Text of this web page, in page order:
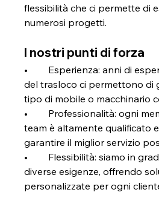
flessibilità che ci permette di
numerosi progetti.
I nostri punti di forza
•	Esperienza: anni di esperienza nel settore
del trasloco ci permettono di
tipo di mobile o macchinario
•	Professionalità: ogni membro del nostro
team è altamente qualificato
garantire il miglior servizio
•	Flessibilità: siamo in grado di adattarci a
diverse esigenze, offrendo
personalizzate per ogni